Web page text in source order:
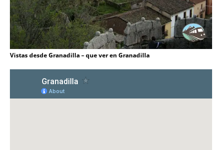
Vistas desde Granadilla – que ver en Granadilla